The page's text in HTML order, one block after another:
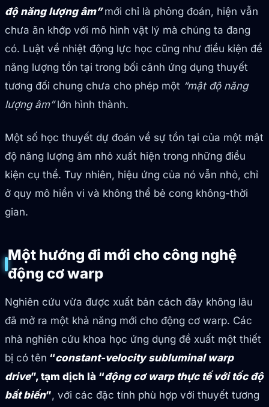
độ năng lượng âm”mới chỉ là phỏng đoán, hiện vẫn
chưa ăn khớp với mô hình vật lý mà chúng ta đang
có. Luật về nhiệt động lực học cũng như điều kiện để
năng lượng tồn tại trong bối cảnh ứng dụng thuyết
tương đối chung chưa cho phép một “mật độ năng
lượng âm”lớn hình thành.
Một số học thuyết dự đoán về sự tồn tại của một mật
độ năng lượng âm nhỏ xuất hiện trong những điều
kiện cụ thể. Tuy nhiên, hiệu ứng của nó vẫn nhỏ, chỉ
ở quy mô hiển vi và không thể bẻ cong không-thời
gian.
Một hướng đi mới cho công nghệ
động cơ warp
Nghiên cứu vừa được xuất bản cách đây không lâu
đã mở ra một khả năng mới cho động cơ warp. Các
nhà nghiên cứu khoa học ứng dụng đề xuất một thiết
bị có tên “constant-velocity subluminal warp
drive”, tạm dịch là “động cơ warp thực tế với tốc độ
bất biến”, với các đặc tính phù hợp với thuyết tương